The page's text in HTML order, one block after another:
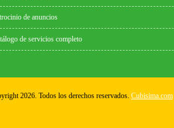
de anuncios
de servicios completo
2026. Todos los derechos reservados. Cubisima.com